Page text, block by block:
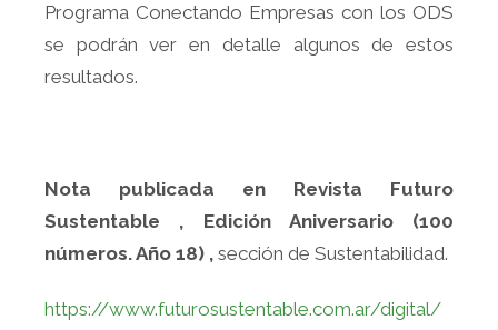
Programa Conectando Empresas con los ODS
se podrán ver en detalle algunos de estos
resultados.
Nota publicada en Revista Futuro
Sustentable , Edición Aniversario (100
números. Año 18) , sección de Sustentabilidad.
https://www.futurosustentable.com.ar/digital/